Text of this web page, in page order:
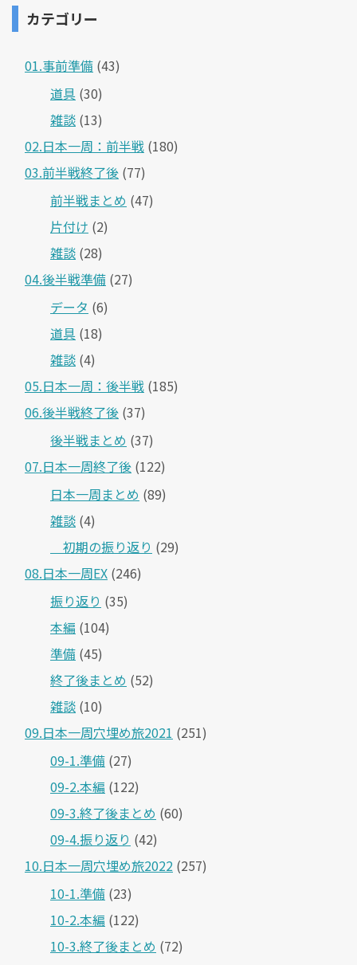
カテゴリー
01.事前準備 (43)
道具 (30)
雑談 (13)
02.日本一周：前半戦 (180)
03.前半戦終了後 (77)
前半戦まとめ (47)
片付け (2)
雑談 (28)
04.後半戦準備 (27)
データ (6)
道具 (18)
雑談 (4)
05.日本一周：後半戦 (185)
06.後半戦終了後 (37)
後半戦まとめ (37)
07.日本一周終了後 (122)
日本一周まとめ (89)
雑談 (4)
＿初期の振り返り (29)
08.日本一周EX (246)
振り返り (35)
本編 (104)
準備 (45)
終了後まとめ (52)
雑談 (10)
09.日本一周穴埋め旅2021 (251)
09-1.準備 (27)
09-2.本編 (122)
09-3.終了後まとめ (60)
09-4.振り返り (42)
10.日本一周穴埋め旅2022 (257)
10-1.準備 (23)
10-2.本編 (122)
10-3.終了後まとめ (72)